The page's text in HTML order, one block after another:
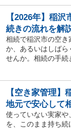
【2026年】稲
続きの流れを解
相続で稲沢市の空き
か、あるいはしばら
せんか。相続の手続
【空き家管理】
地元で安心して
使っていない実家
を、このまま持ち